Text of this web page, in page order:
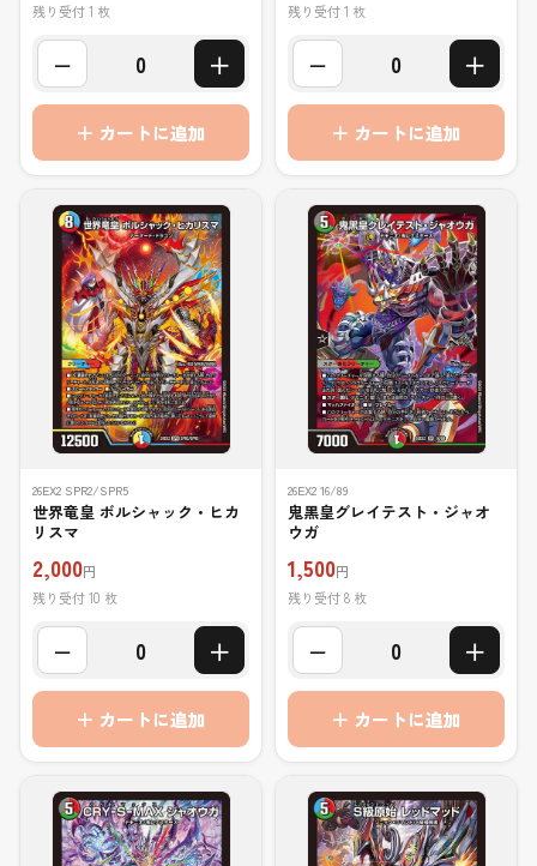
残り受付 1 枚
− 0 ＋
＋ カートに追加
残り受付 1 枚
− 0 ＋
＋ カートに追加
26EX2 SPR2/SPR5
世界竜皇 ボルシャック・ヒカ
リスマ
2,000円
残り受付 10 枚
− 0 ＋
＋ カートに追加
26EX2 16/89
鬼黒皇グレイテスト・ジャオ
ウガ
1,500円
残り受付 8 枚
− 0 ＋
＋ カートに追加